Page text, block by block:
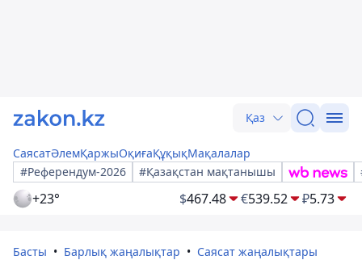
Қаз
СаясатӘлемҚаржыОқиғаҚұқықМақалалар
#Референдум-2026
#Қазақстан мақтанышы
+23° $467.48 €539.52 ₽5.73
Басты Барлық жаңалықтар Саясат жаңалықтары